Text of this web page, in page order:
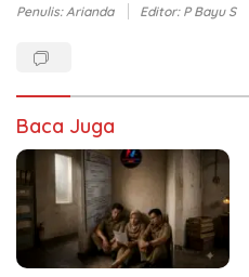
Penulis: Arianda Editor: P Bayu S
Baca Juga